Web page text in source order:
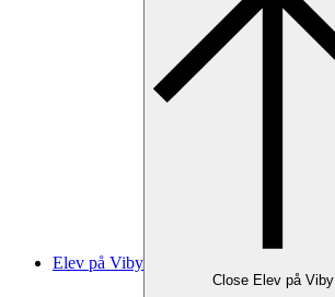
Elev på Viby
Close Elev på Viby